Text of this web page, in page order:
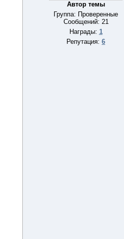
Автор темы
Группа: Проверенные
Сообщений: 21
Награды: 1
Репутация: 6